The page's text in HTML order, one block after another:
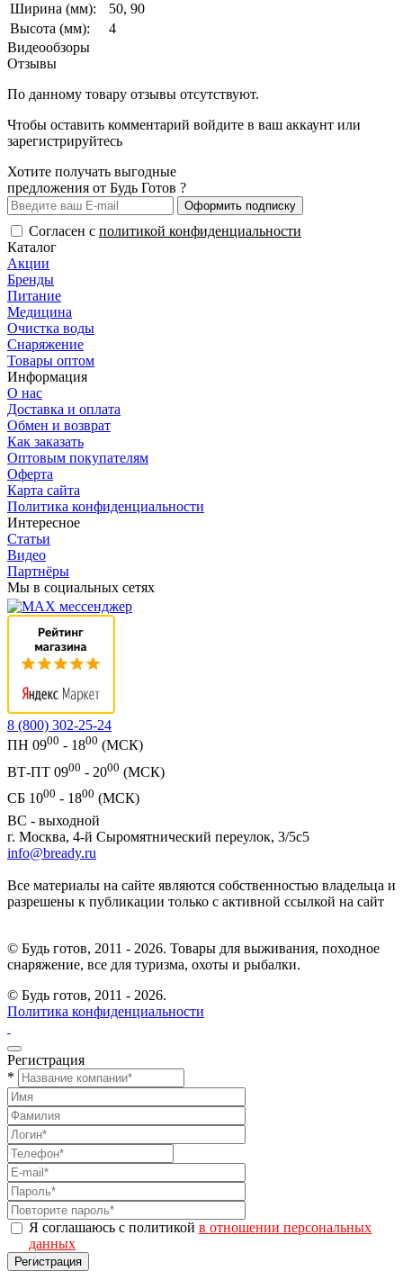
Ширина (мм):
50, 90
Высота (мм):
4
Видеообзоры
Отзывы
По данному товару отзывы отсутствуют.
Чтобы оставить комментарий войдите в ваш аккаунт или
зарегистрируйтесь
Хотите получать выгодные
предложения от Будь Готов ?
Оформить подписку
Согласен с политикой конфиденциальности
Каталог
Акции
Бренды
Питание
Медицина
Очистка воды
Снаряжение
Товары оптом
Информация
О нас
Доставка и оплата
Обмен и возврат
Как заказать
Оптовым покупателям
Оферта
Карта сайта
Политика конфиденциальности
Интересное
Статьи
Видео
Партнёры
Мы в социальных сетях
8 (800) 302-25-24
ПН 0900 - 1800 (МСК)
ВТ-ПТ 0900 - 2000 (МСК)
СБ 1000 - 1800 (МСК)
ВС - выходной
г. Москва, 4-й Сыромятнический переулок, 3/5с5
info@bready.ru
Все материалы на сайте являются собственностью владельца и
разрешены к публикации только с активной ссылкой на сайт
© Будь готов, 2011 - 2026. Товары для выживания, походное
снаряжение, все для туризма, охоты и рыбалки.
© Будь готов, 2011 - 2026.
Политика конфиденциальности
Регистрация
*
Я соглашаюсь с политикой в отношении персональных
данных
Регистрация